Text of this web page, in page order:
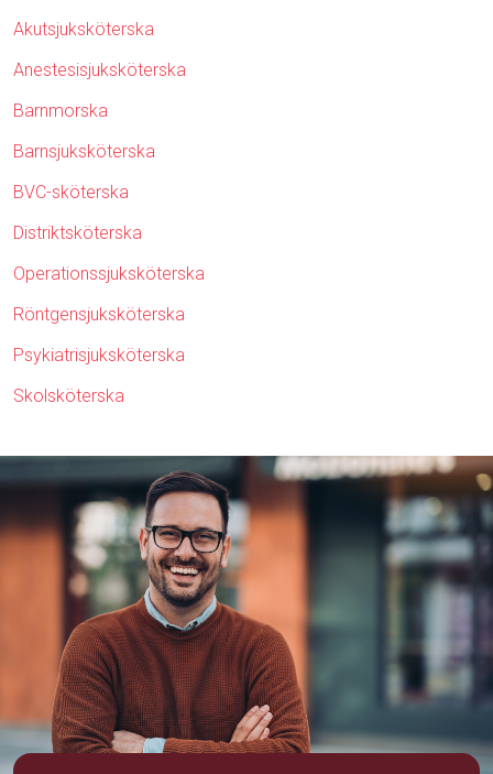
Akutsjuksköterska
Anestesisjuksköterska
Barnmorska
Barnsjuksköterska
BVC-sköterska
Distriktsköterska
Operationssjuksköterska
Röntgensjuksköterska
Psykiatrisjuksköterska
Skolsköterska